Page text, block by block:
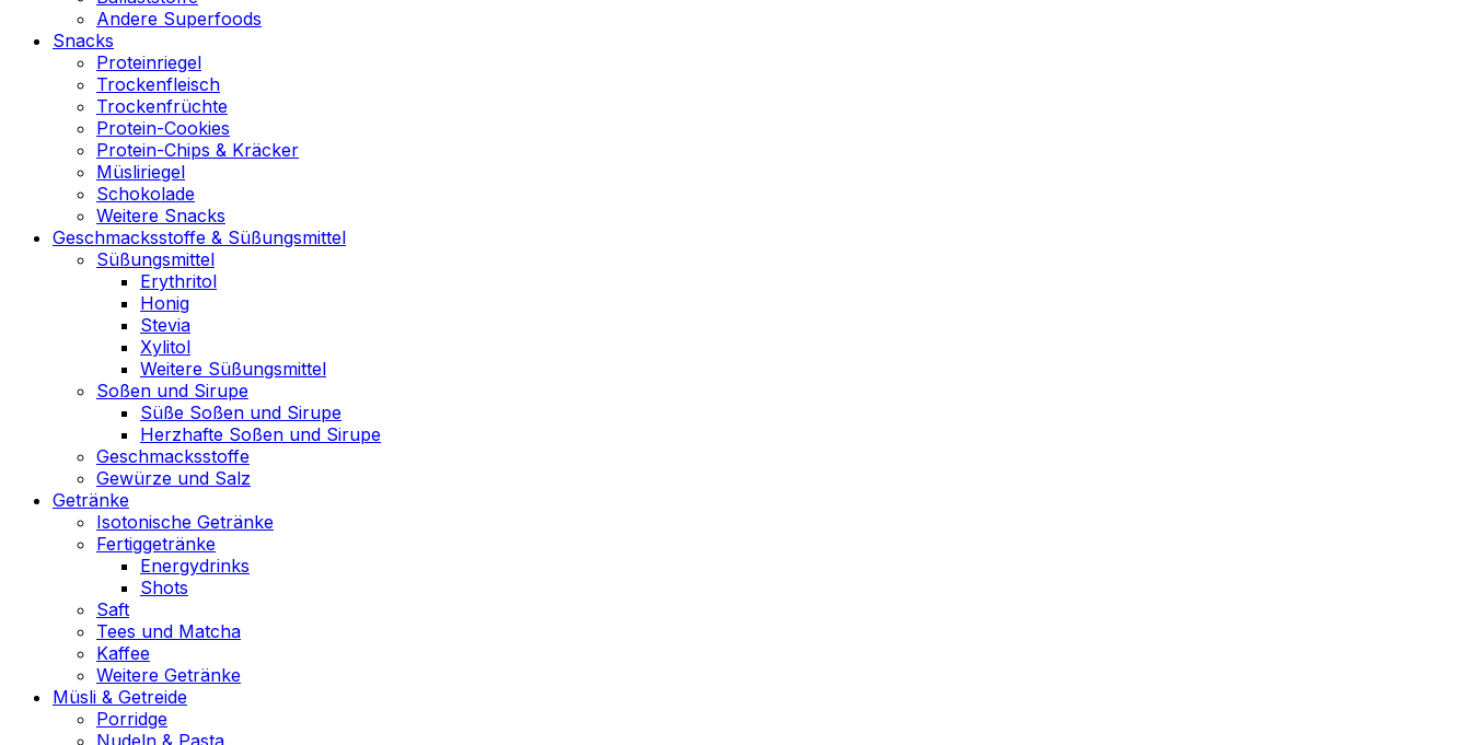
Andere Superfoods
Snacks
Proteinriegel
Trockenfleisch
Trockenfrüchte
Protein-Cookies
Protein-Chips & Kräcker
Müsliriegel
Schokolade
Weitere Snacks
Geschmacksstoffe & Süßungsmittel
Süßungsmittel
Erythritol
Honig
Stevia
Xylitol
Weitere Süßungsmittel
Soßen und Sirupe
Süße Soßen und Sirupe
Herzhafte Soßen und Sirupe
Geschmacksstoffe
Gewürze und Salz
Getränke
Isotonische Getränke
Fertiggetränke
Energydrinks
Shots
Saft
Tees und Matcha
Kaffee
Weitere Getränke
Müsli & Getreide
Porridge
Nudeln & Pasta